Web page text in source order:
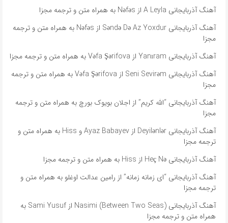
آهنگ آذربایجانی A Leyla از Nəfəs به همراه متن و ترجمه مجزا
آهنگ آذربایجانی Səndə Də Az Yoxdur از Nəfəs به همراه متن و ترجمه
مجزا
آهنگ آذربایجانی Yanıram از Vəfa Şərifova به همراه متن و ترجمه مجزا
آهنگ آذربایجانی Seni Sevirəm از Vəfa Şərifova به همراه متن و ترجمه
مجزا
آهنگ آذربایجانی “الله کریم” از اجلان بویوک بورچ به همراه متن و ترجمه
مجزا
آهنگ آذربایجانی Deyilənlər از Ayaz Babayev و Hiss به همراه متن و
ترجمه مجزا
آهنگ آذربایجانی Heç Nə از Hiss به همراه متن و ترجمه مجزا
آهنگ آذربایجانی “ای زمانه زمانه” از رامین عدالت اوغلو به همراه متن و
ترجمه مجزا
آهنگ آذربایجانی Nasimi (Between Two Seas) از Sami Yusuf به
همراه متن و ترجمه مجزا